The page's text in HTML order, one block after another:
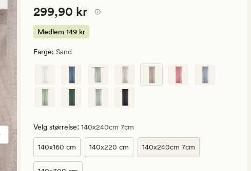
Pris
299,90
kr.
149
Pris 299,90 kr
299,90 kr
Medlem 149 kr
Farge: Sand
Velg størrelse: 140x240cm 7cm
140x160 cm 140x220 cm 140x240cm 7cm